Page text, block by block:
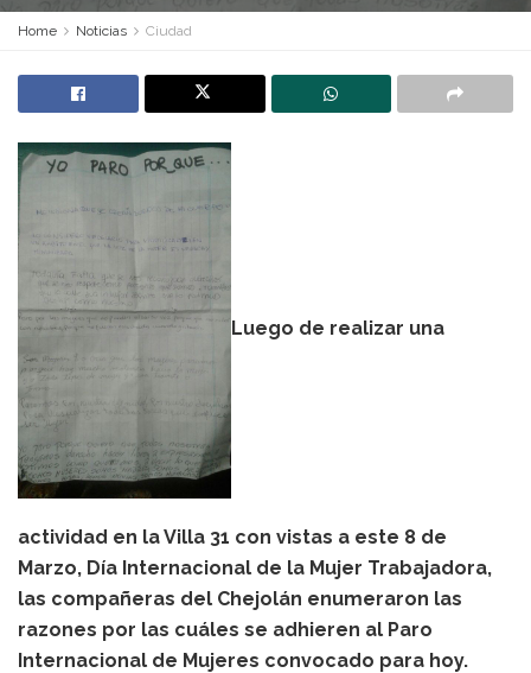
Home Noticias Ciudad
Luego de realizar una
actividad en la Villa 31 con vistas a este 8 de
Marzo, Día Internacional de la Mujer Trabajadora,
las compañeras del Chejolán enumeraron las
razones por las cuáles se adhieren al Paro
Internacional de Mujeres convocado para hoy.